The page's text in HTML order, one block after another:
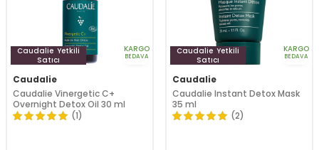
Caudalie Yetkili
Satıcı
KARGO
BEDAVA
Caudalie
Caudalie Vinergetic C+
Overnight Detox Oil 30 ml
(1)
Caudalie Yetkili
Satıcı
KARGO
BEDAVA
Caudalie
Caudalie Instant Detox Mask
35 ml
(2)